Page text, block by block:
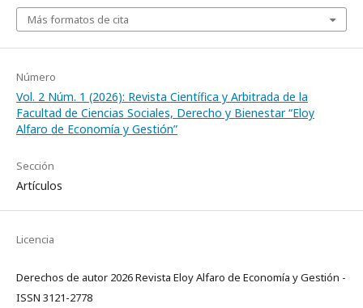
Más formatos de cita
Número
Vol. 2 Núm. 1 (2026): Revista Científica y Arbitrada de la
Facultad de Ciencias Sociales, Derecho y Bienestar “Eloy
Alfaro de Economía y Gestión”
Sección
Artículos
Licencia
Derechos de autor 2026 Revista Eloy Alfaro de Economía y Gestión -
ISSN 3121-2778